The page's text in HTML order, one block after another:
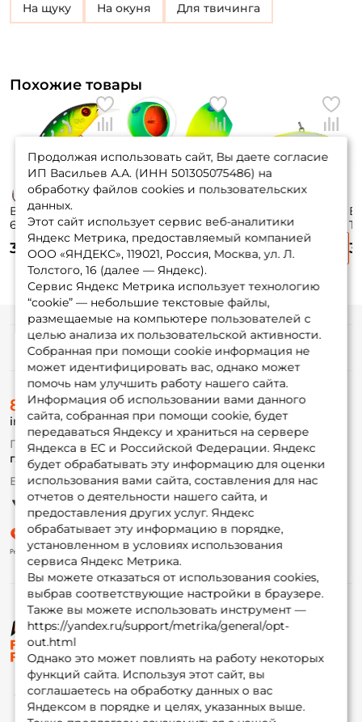
на щуку на окуня для твичинга
Похожие товары
Воблер Gad Prog
65f-sr 6,5см. 6,5гр.
#010 до 0,8м.
floating
340 ₽
Egg Bait 5,5см.
13гр. C009 до 0м.
floating
400 ₽
Trance 70s 7см.
21гр. 954 sinking
325 ₽
Продолжая использовать сайт, Вы даете согласие
ИП Васильев А.А. (ИНН 501305075486) на
обработку файлов cookies и пользовательских
данных.
Этот сайт использует сервис веб-аналитики
Яндекс Метрика, предоставляемый компанией
ООО «ЯНДЕКС», 119021, Россия, Москва, ул. Л.
Толстого, 16 (далее — Яндекс).
Сервис Яндекс Метрика использует технологию
“cookie” — небольшие текстовые файлы,
размещаемые на компьютере пользователей с
целью анализа их пользовательской активности.
Собранная при помощи cookie информация не
может идентифицировать вас, однако может
помочь нам улучшить работу нашего сайта.
Информация об использовании вами данного
сайта, собранная при помощи cookie, будет
передаваться Яндексу и храниться на сервере
Яндекса в ЕС и Российской Федерации. Яндекс
будет обрабатывать эту информацию для оценки
использования вами сайта, составления для нас
отчетов о деятельности нашего сайта, и
предоставления других услуг. Яндекс
обрабатывает эту информацию в порядке,
установленном в условиях использования
сервиса Яндекс Метрика.
Вы можете отказаться от использования cookies,
выбрав соответствующие настройки в браузере.
Также вы можете использовать инструмент —
https://yandex.ru/support/metrika/general/opt-
out.html
Однако это может повлиять на работу некоторых
функций сайта. Используя этот сайт, вы
соглашаетесь на обработку данных о вас
Яндексом в порядке и целях, указанных выше.
© ФоксФишинг, 2009-2026
Информация
О магазине
Доставка
Оплата
Fox-bonus
Гуру
Партнерская программа
8 (495) 532-77-88
info@foxfishing.ru
По вопросам с заказом
г. Москва, ул. Плеханова д.7
Ежедневно 10:00 до 20:00